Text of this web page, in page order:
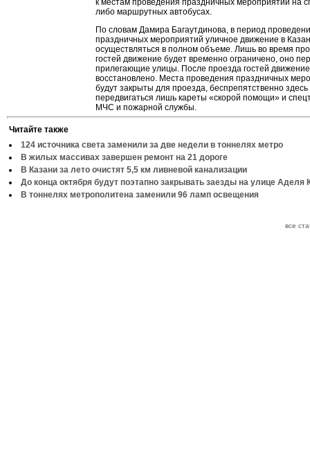
к местам проведения праздничных мероприятий на
либо маршрутных автобусах.
По словам Дамира Багаутдинова, в период
праздничных мероприятий уличное движение в
осуществляться в полном объеме. Лишь во время
гостей движение будет временно ограничено, оно
прилегающие улицы. После проезда гостей
восстановлено. Места проведения праздничных
будут закрыты для проезда, беспрепятственно здесь
передвигаться лишь кареты «скорой помощи» и
МЧС и пожарной службы.
Читайте также
124 источника света заменили за две недели в тоннелях метро
В жилых массивах завершен ремонт на 21 дороге
В Казани за лето очистят 5,5 км ливневой канализации
До конца октября будут поэтапно закрывать заезды на улице Аделя
В тоннелях метрополитена заменили 96 ламп освещения
все